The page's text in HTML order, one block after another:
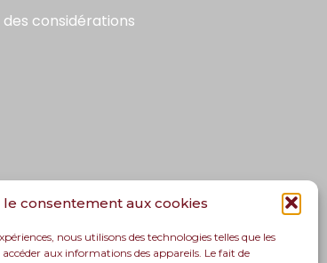
le consentement aux cookies
nous utilisons des technologies telles que les
aux informations des appareils. Le fait de
considérations